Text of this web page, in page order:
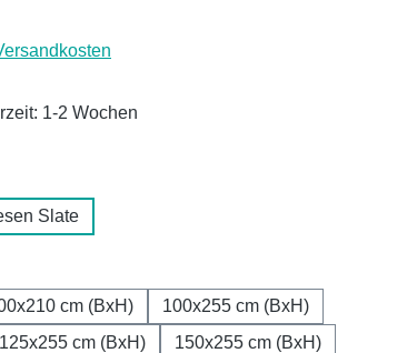
1-2 Wochen
Slate
cm (BxH)
100x255 cm (BxH)
125x255 cm (BxH) 150x255 cm (BxH)